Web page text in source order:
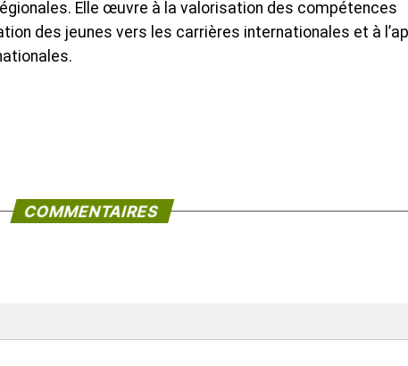
Elle œuvre à la valorisation des compétences
des jeunes vers les carrières internationales et à
COMMENTAIRES